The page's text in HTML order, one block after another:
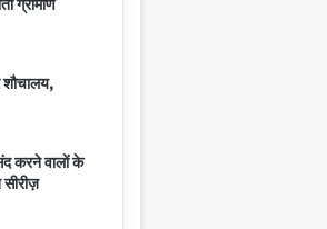
ग्रामीण
शौचालय,
करने वालों के